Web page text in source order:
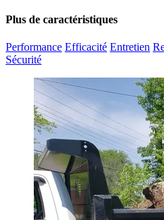
Plus de caractéristiques
Performance Efficacité Entretien
Sécurité